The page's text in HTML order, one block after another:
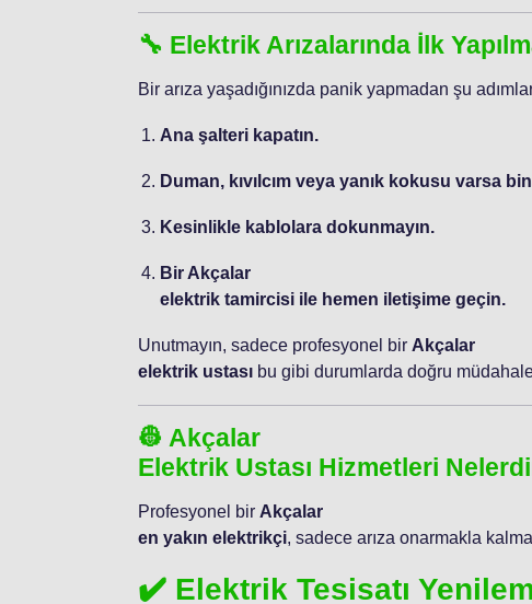
🔧 Elektrik Arızalarında İlk
Bir arıza yaşadığınızda panik yapmadan şu
Ana şalteri kapatın.
Duman, kıvılcım veya yanık kokusu varsa
Kesinlikle kablolara dokunmayın.
Bir Akçalar
elektrik tamircisi ile hemen iletişime geçin.
Unutmayın, sadece profesyonel bir Akçalar
elektrik ustası bu gibi durumlarda doğru
👷 Akçalar
Elektrik Ustası Hizmetleri
Profesyonel bir Akçalar
en yakın elektrikçi, sadece arıza onarmakla
✔️ Elektrik Tesisatı